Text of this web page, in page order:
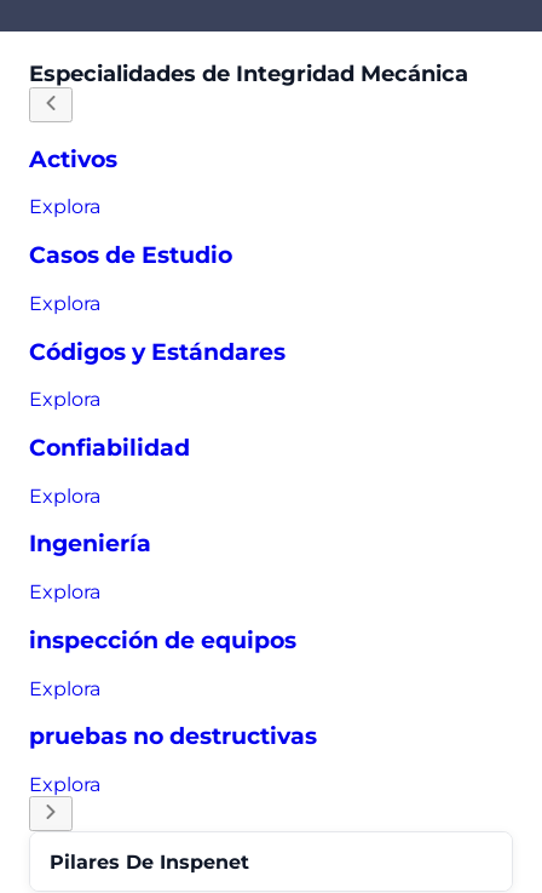
Especialidades de Integridad Mecánica
Activos
Explora
Casos de Estudio
Explora
Códigos y Estándares
Explora
Confiabilidad
Explora
Ingeniería
Explora
inspección de equipos
Explora
pruebas no destructivas
Explora
Pilares De Inspenet